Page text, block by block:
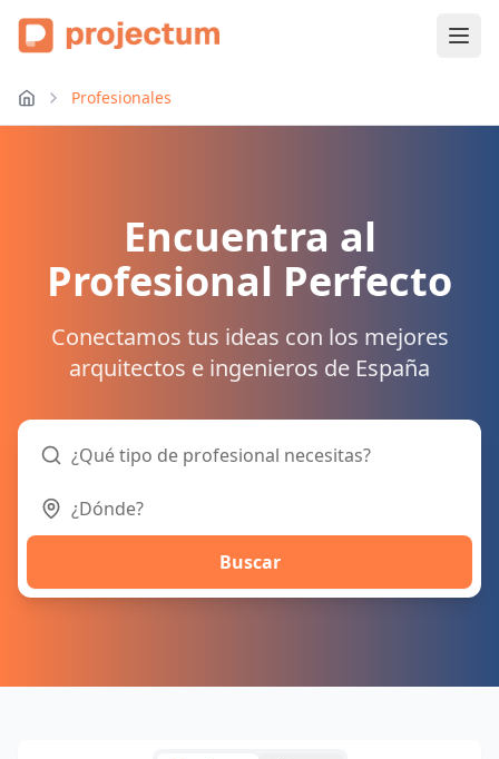
Profesionales
Encuentra al
Profesional Perfecto
Conectamos tus ideas con los mejores
arquitectos e ingenieros de España
Buscar